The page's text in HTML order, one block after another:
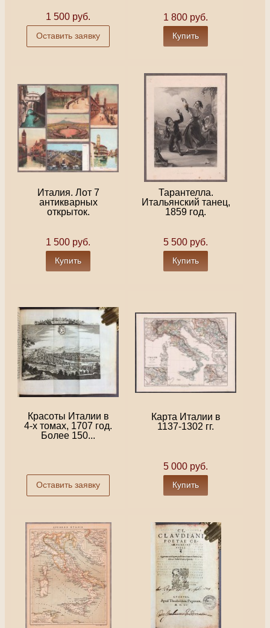
1 500 руб.
Оставить заявку
1 800 руб.
Купить
Италия. Лот 7
антикварных
открыток.
1 500 руб.
Купить
Тарантелла.
Итальянский танец,
1859 год.
5 500 руб.
Купить
Красоты Италии в
4-х томах, 1707 год.
Более 150...
Оставить заявку
Карта Италии в
1137-1302 гг.
5 000 руб.
Купить